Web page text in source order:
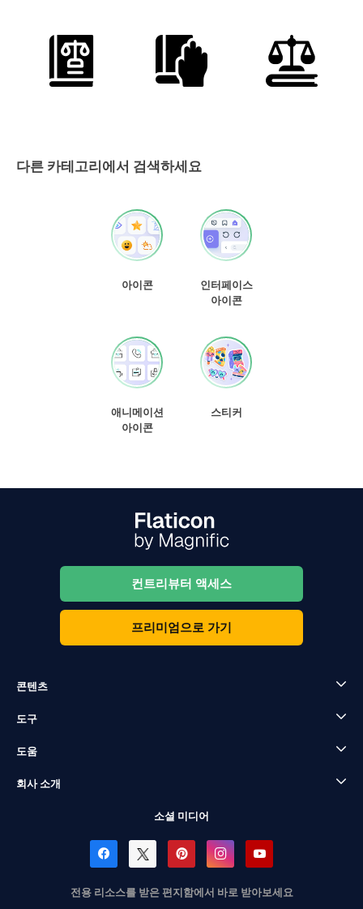
다른 카테고리에서 검색하세요
아이콘
인터페이스
아이콘
애니메이션
아이콘
스티커
컨트리뷰터 액세스
프리미엄으로 가기
콘텐츠
도구
도움
회사 소개
소셜 미디어
전용 리소스를 받은 편지함에서 바로 받아보세요